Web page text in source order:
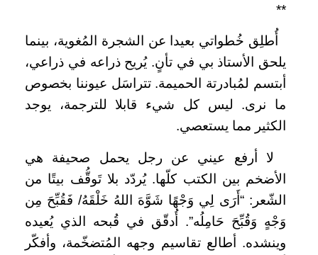
**
أُطلِق خُطواتي بعيدا عن الشجرة المُغوية، بينما
يلحق الأستاذ بي في تأنٍ. يُريح ذراعه في ذراعي،
أبتسم لمُبادرتة الحميمة. تتراسَل عيوننا بخصوص
ما نرى. ليس كل شيء قابلا للترجمة، يوجد
الكثير مما يستعصي.
لا أرفع عيني عن رجل يحمل صحيفة هي
الأضخم بين الكتب كلّها. يُردّد بلا تَوقُّف بيتًا من
الشّعر: “أَرَى لِي وَجْهًا شَوَّهَ اللهُ خَلْقَهُ/ فَقُبِّحَ مِن
وَجْهٍ وَقُبِّحَ حَامِلُه”. أُدقّق في قُبحه الذي يُعيده
وينشده. أطالع تقاسيم وجهه المُتضخّمة، وأفكّر